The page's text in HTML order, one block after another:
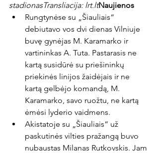
stadionasTransliacija: lrt.ltNaujienos
Rungtynėse su „Šiauliais“
debiutavo vos dvi dienas Vilniuje
buvę gynėjas M. Karamarko ir
vartininkas A. Tuta. Pastarasis ne
kartą susidūrė su priešininkų
priekinės linijos žaidėjais ir ne
kartą gelbėjo komandą, M.
Karamarko, savo ruožtu, ne kartą
ėmėsi lyderio vaidmens.
Akistatoje su „Šiauliais“ už
paskutinės vilties pražangą buvo
nubaustas Milanas Rutkovskis. Jam